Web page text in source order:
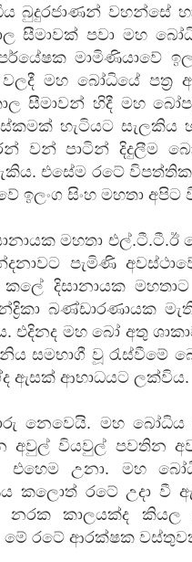
බුදුරජාණන් වහන්සේ
සීමාවක් පවා මහ
මාමිණිය‍ාවේ
වලදී මහ බෝධියේ පත්‍ර
සීමාවන් හිදී මහ
හැටියට
වන් පාටින් දිදුලීම
එසේම රටේ
ඉලංග සිංහ මහතා
මහතා
පැමිණි
දිසානායක
බණ්ඩාරණායක
එදිනද මහ බෝ අතු
සමභාගී වූ රැස්වීමේ
ඇසක් ආභාධයට ලක්විය.
නෙවෙයි. මහ බෝධිය
අවුල් වියවුල් පවතින
එහෙම උනා. මහ
කලොත් රටේ උදා වී
නරක කාලයක්ද
රටේ ආරක්ෂක